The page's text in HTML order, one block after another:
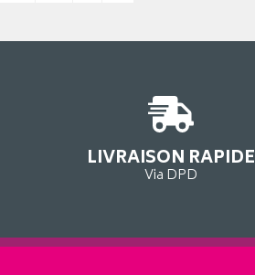
LIVRAISON RAPIDE
Via DPD